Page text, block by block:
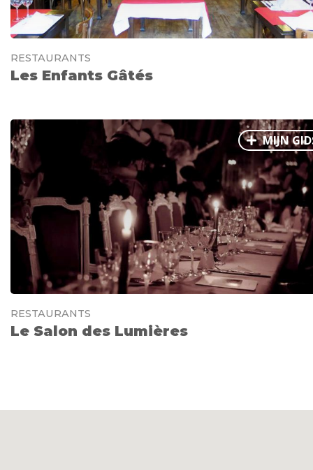
RESTAURANTS
Les Enfants Gâtés
MIJN
RESTAURANTS
Le Salon des Lumières